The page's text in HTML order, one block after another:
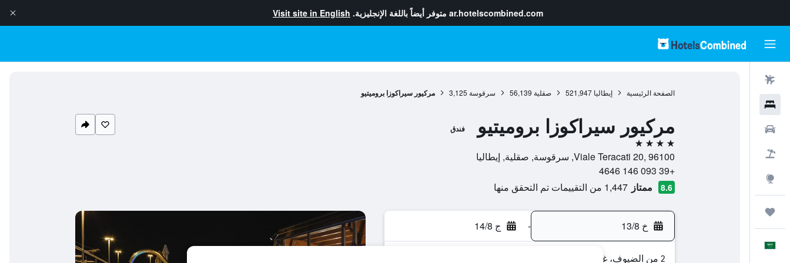
ar.hotelscombined.com متوفر أيضاً باللغة الإنجليزية. Visit site in English
الصفحة الرئيسية إيطاليا 521,947 صقلية 56,139 سرقوسة 3,125 مركيور سيراكوزا بروميتيو
مركيور سيراكوزا بروميتيو فندق
4 نجوم
Viale Teracati 20, 96100, سرقوسة, صقلية, إيطاليا
+39 093 146 4646
8.6 ممتاز 1,447 من التقييمات تم التحقق منها
خ 13/8 - ج 14/8
2 من الضيوف، غرفة واحدة